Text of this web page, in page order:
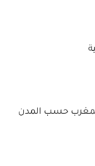
حسب المدن